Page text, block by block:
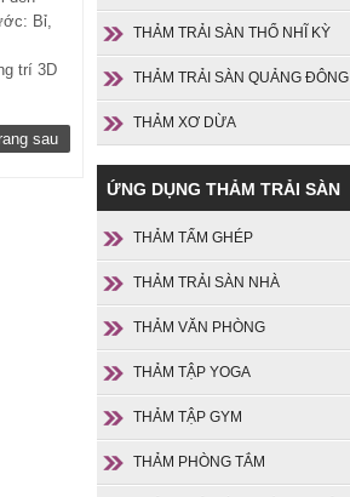
Bỉ,
trí 3D
sau
THẢM TRẢI SÀN THỔ NHĨ KỲ
THẢM TRẢI SÀN QUẢNG ĐÔNG
THẢM XƠ DỪA
ỨNG DỤNG THẢM TRẢI SÀN
THẢM TẤM GHÉP
THẢM TRẢI SÀN NHÀ
THẢM VĂN PHÒNG
THẢM TẬP YOGA
THẢM TẬP GYM
THẢM PHÒNG TẮM